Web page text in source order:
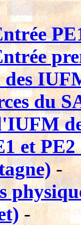
du
et
-
-